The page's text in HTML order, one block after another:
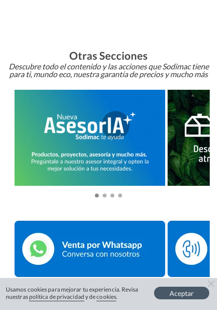
Otras Secciones
Descubre todo el contenido y las acciones que Sodimac tiene
para ti, mundo eco, nuestra garantía de precios y mucho más
Usamos cookies para mejorar tu experiencia. Revisa
nuestras política de privacidad y decookies. Aceptar